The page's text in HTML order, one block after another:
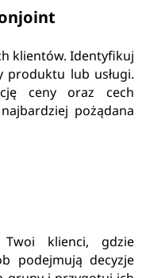
klientów. Identyfikuj
produktu lub usługi.
ceny oraz cech
pożądana
klienci, gdzie
podejmują decyzje